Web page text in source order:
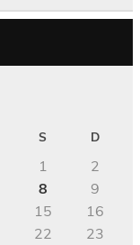
S D
1
2
8
9
15
16
22
23